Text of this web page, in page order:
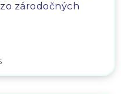
zárodočných